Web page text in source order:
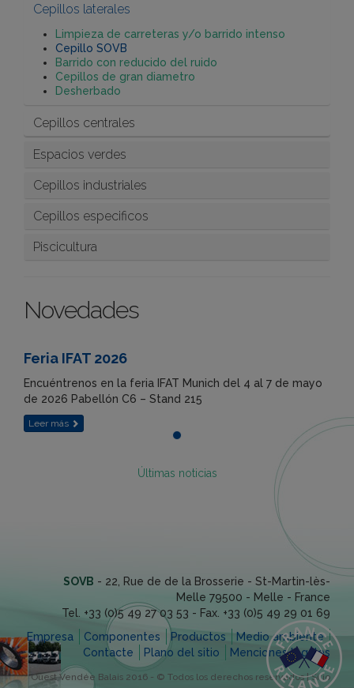
Cepillos laterales
Limpieza de carreteras y/o barrido intenso
Cepillo SOVB
Barrido con reducido del ruido
Cepillos de gran diametro
Desherbado
Cepillos centrales
Espacios verdes
Cepillos industriales
Cepillos especificos
Piscicultura
Novedades
Feria IFAT 2026
Encuéntrenos en la feria IFAT Munich del 4 al 7 de mayo
de 2026 Pabellón C6 – Stand 215
Leer más
Últimas noticias
SOVB - 22, Rue de de la Brosserie - St-Martin-lès-
Melle 79500 - Melle - France
Tel. +33 (0)5 49 27 03 53 - Fax. +33 (0)5 49 29 01 69
Empresa
Componentes Productos
Medio ambiente
Contacte
Plano del sitio Menciones legales
Ouest Vendée Balais 2016 - © Todos los derechos reservados |Sitio